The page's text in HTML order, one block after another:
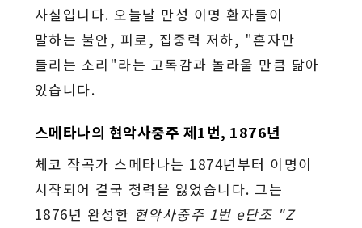
사실입니다. 오늘날 만성 이명 환자들이
말하는 불안, 피로, 집중력 저하, "혼자만
들리는 소리"라는 고독감과 놀라울 만큼 닮아
있습니다.
스메타나의 현악사중주 제1번, 1876년
체코 작곡가 스메타나는 1874년부터 이명이
시작되어 결국 청력을 잃었습니다. 그는
1876년 완성한 현악사중주 1번 e단조 "Z